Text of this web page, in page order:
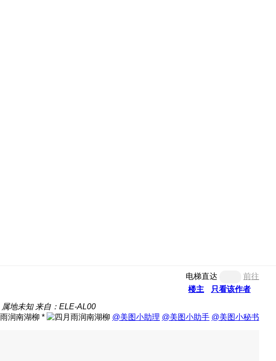
电梯直达
前往
楼主
只看该作者
属地未知 来自：ELE-AL00
* @美图小助理 @美图小助手 @美图小秘书